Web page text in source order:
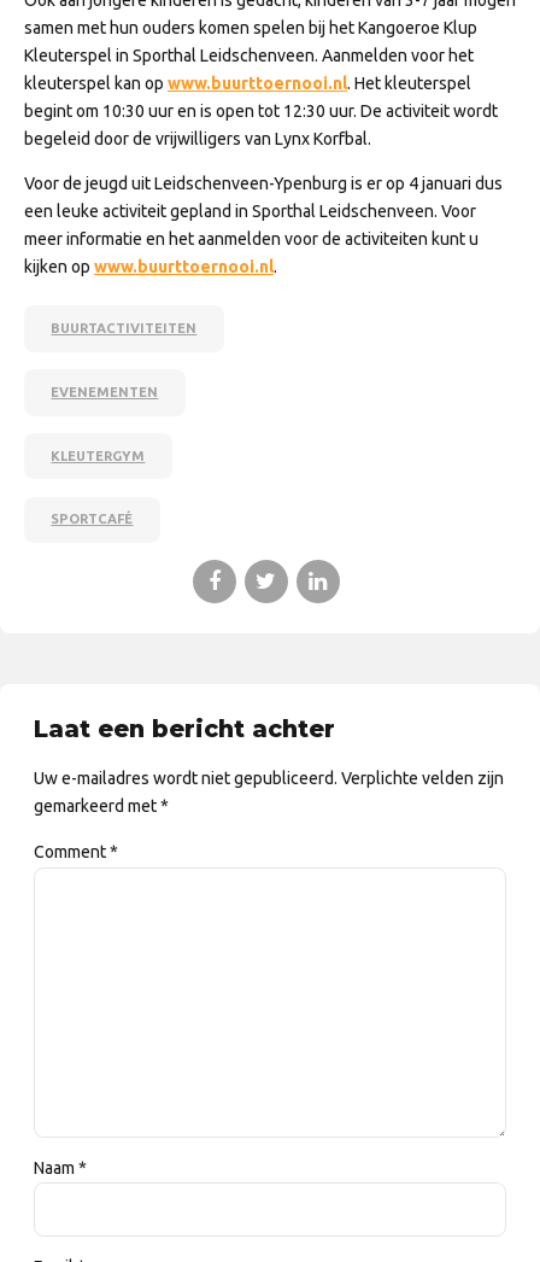
samen met hun ouders komen spelen bij het Kangoeroe Klup
Kleuterspel in Sporthal Leidschenveen. Aanmelden voor het
kleuterspel kan op www.buurttoernooi.nl. Het kleuterspel
begint om 10:30 uur en is open tot 12:30 uur. De activiteit wordt
begeleid door de vrijwilligers van Lynx Korfbal.
Voor de jeugd uit Leidschenveen-Ypenburg is er op 4 januari dus
een leuke activiteit gepland in Sporthal Leidschenveen. Voor
meer informatie en het aanmelden voor de activiteiten kunt u
kijken op www.buurttoernooi.nl.
BUURTACTIVITEITEN
EVENEMENTEN
KLEUTERGYM
SPORTCAFÉ
Laat een bericht achter
Uw e-mailadres wordt niet gepubliceerd. Verplichte velden zijn
gemarkeerd met *
Comment*
Naam *